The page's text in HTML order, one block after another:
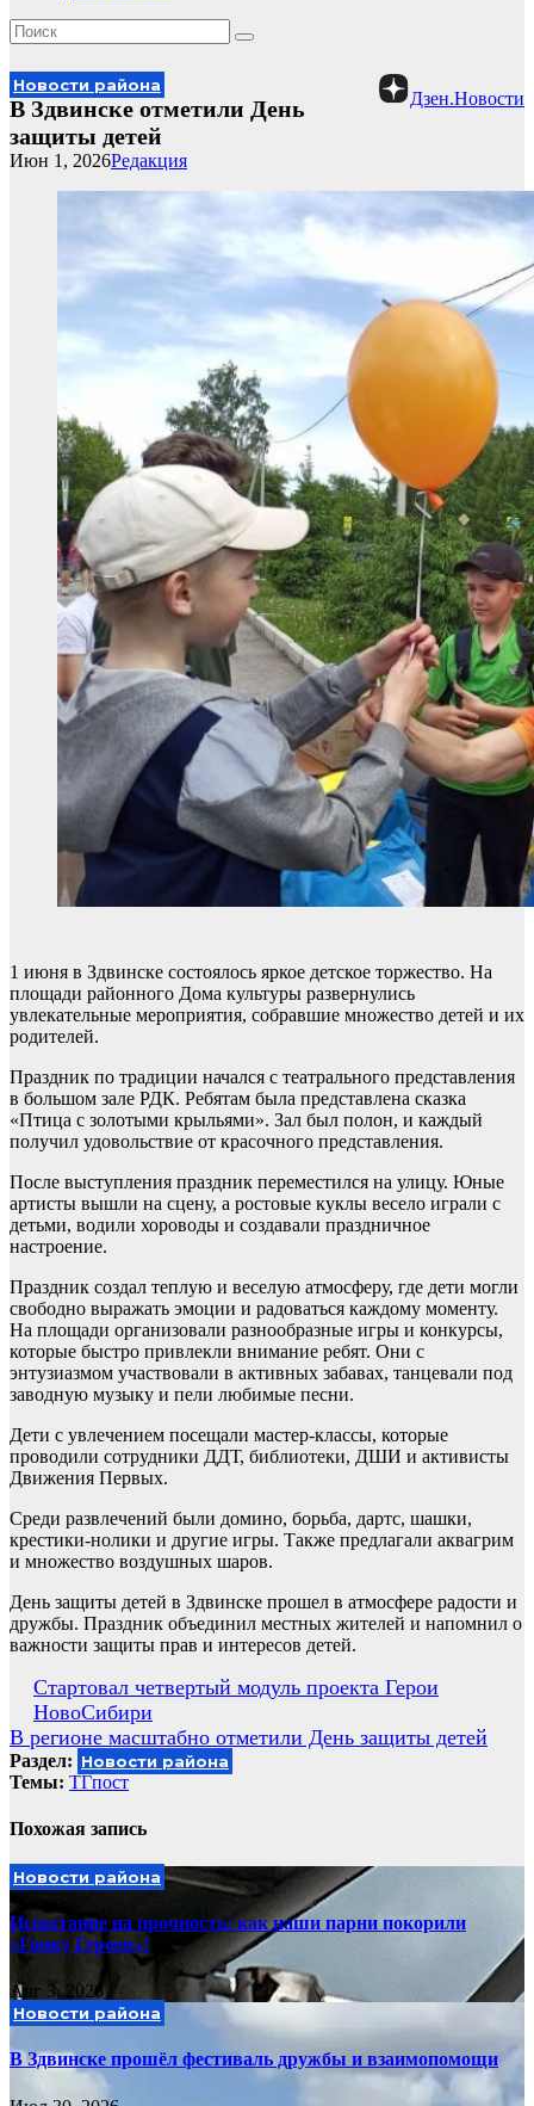
Дзен.Новости
Новости района
В Здвинске отметили День
защиты детей
Редакция
Июн 1, 2026
1 июня в Здвинске состоялось яркое детское торжество. На
площади районного Дома культуры развернулись
увлекательные мероприятия, собравшие множество детей и их
родителей.
Праздник по традиции начался с театрального представления
в большом зале РДК. Ребятам была представлена сказка
«Птица с золотыми крыльями». Зал был полон, и каждый
получил удовольствие от красочного представления.
После выступления праздник переместился на улицу. Юные
артисты вышли на сцену, а ростовые куклы весело играли с
детьми, водили хороводы и создавали праздничное
настроение.
Праздник создал теплую и веселую атмосферу, где дети могли
свободно выражать эмоции и радоваться каждому моменту.
На площади организовали разнообразные игры и конкурсы,
которые быстро привлекли внимание ребят. Они с
энтузиазмом участвовали в активных забавах, танцевали под
заводную музыку и пели любимые песни.
Дети с увлечением посещали мастер-классы, которые
проводили сотрудники ДДТ, библиотеки, ДШИ и активисты
Движения Первых.
Среди развлечений были домино, борьба, дартс, шашки,
крестики-нолики и другие игры. Также предлагали аквагрим
и множество воздушных шаров.
День защиты детей в Здвинске прошел в атмосфере радости и
дружбы. Праздник объединил местных жителей и напомнил о
важности защиты прав и интересов детей.
Навигация
по
записям
Стартовал четвертый модуль проекта Герои
НовоСибири
В регионе масштабно отметили День защиты детей
Раздел: Новости района
Темы: ТГпост
Похожая запись
Новости района
Испытание на прочность: как наши парни покорили
«Гонку Героев»!
Авг 3, 2026
Новости района
В Здвинске прошёл фестиваль дружбы и взаимопомощи